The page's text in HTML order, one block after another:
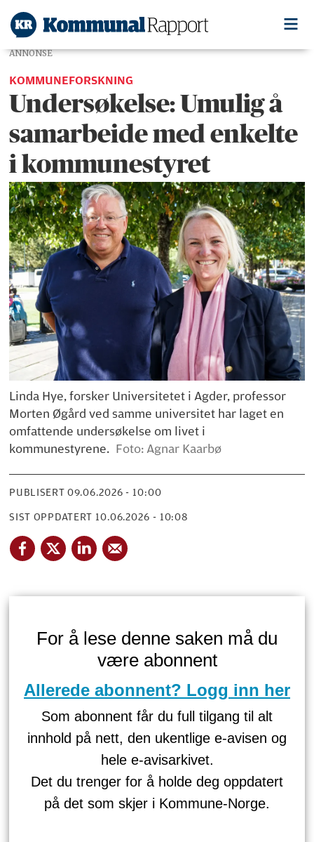
ANNONSE
KOMMUNEFORSKNING
Undersøkelse: Umulig å
samarbeide med enkelte
i kommunestyret
Linda Hye, forsker Universitetet i Agder, professor
Morten Øgård ved samme universitet har laget en
omfattende undersøkelse om livet i
kommunestyrene. Foto: Agnar Kaarbø
PUBLISERT 09.06.2026 - 10:00
SIST OPPDATERT 10.06.2026 - 10:08
For å lese denne saken må du
være abonnent
Allerede abonnent? Logg inn her
Som abonnent får du full tilgang til alt
innhold på nett, den ukentlige e-avisen og
hele e-avisarkivet.
Det du trenger for å holde deg oppdatert
på det som skjer i Kommune-Norge.